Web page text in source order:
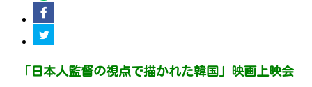
「日本人監督の視点で描かれた韓国」映画上映会